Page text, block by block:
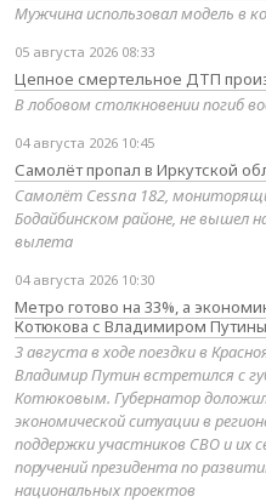
Мужчина использовал модель в
05 августа 2026 08:33
Цепное смертельное ДТП
В лобовом столкновении погиб
04 августа 2026 10:45
Самолёт пропал в Иркутской
Самолёт Cessna 182,
Бодайбинском районе, не вышел
вылета
04 августа 2026 10:30
Метро готово на 33%, а
Котюкова с Владимиром
3 августа в ходе поездки в
Владимир Путин встретился с
Котюковым. Губернатор доложил
экономической ситуации в
поддержки участников СВО и их
поручений президента по
национальных проектов